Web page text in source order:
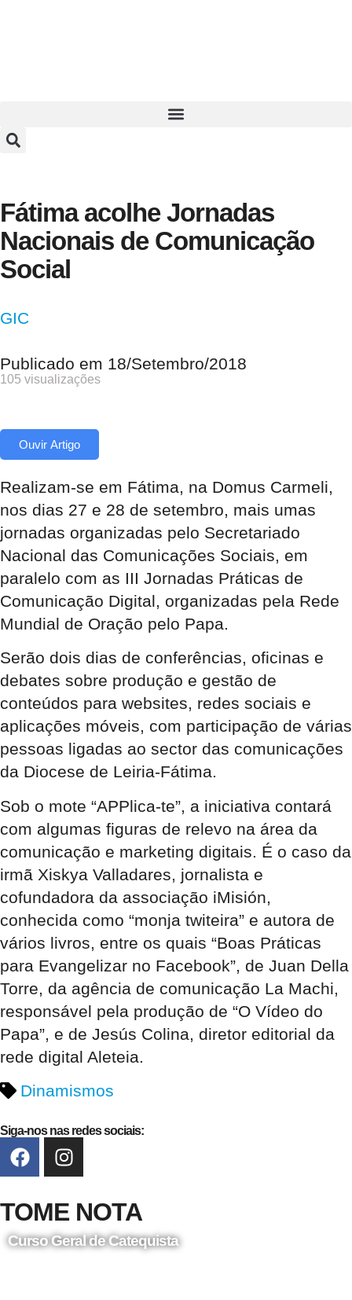
Fátima acolhe Jornadas
Nacionais de Comunicação
Social
GIC
Publicado em 18/Setembro/2018
105 visualizações
Ouvir Artigo
Realizam-se em Fátima, na Domus Carmeli,
nos dias 27 e 28 de setembro, mais umas
jornadas organizadas pelo Secretariado
Nacional das Comunicações Sociais, em
paralelo com as III Jornadas Práticas de
Comunicação Digital, organizadas pela Rede
Mundial de Oração pelo Papa.
Serão dois dias de conferências, oficinas e
debates sobre produção e gestão de
conteúdos para websites, redes sociais e
aplicações móveis, com participação de várias
pessoas ligadas ao sector das comunicações
da Diocese de Leiria-Fátima.
Sob o mote “APPlica-te”, a iniciativa contará
com algumas figuras de relevo na área da
comunicação e marketing digitais. É o caso da
irmã Xiskya Valladares, jornalista e
cofundadora da associação iMisión,
conhecida como “monja twiteira” e autora de
vários livros, entre os quais “Boas Práticas
para Evangelizar no Facebook”, de Juan Della
Torre, da agência de comunicação La Machi,
responsável pela produção de “O Vídeo do
Papa”, e de Jesús Colina, diretor editorial da
rede digital Aleteia.
Dinamismos
Siga-nos nas redes sociais:
TOME NOTA
Curso Geral de Catequista